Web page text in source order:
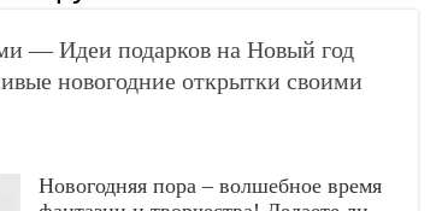
— Идеи подарков на Новый год
новогодние открытки своими
Новогодняя пора – волшебное время